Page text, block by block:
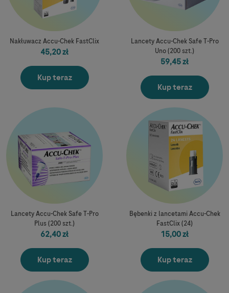
Nakłuwacz Accu-Chek FastClix
45,20 zł
Kup teraz
Lancety Accu-Chek Safe T-Pro
Uno (200 szt.)
59,45 zł
Kup teraz
Lancety Accu-Chek Safe T-Pro
Plus (200 szt.)
62,40 zł
Kup teraz
Bębenki z lancetami Accu-Chek
FastClix (24)
15,00 zł
Kup teraz